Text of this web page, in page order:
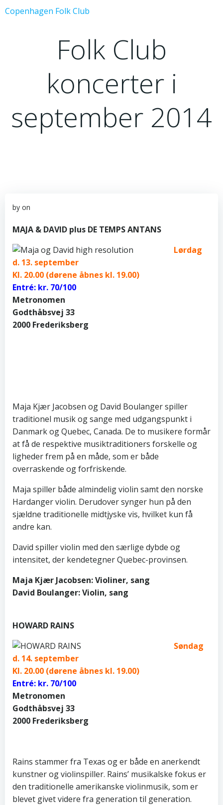
Copenhagen Folk Club
Folk Club
koncerter i
september 2014
by on
MAJA & DAVID plus DE TEMPS ANTANS
Lørdag
d. 13. september
Kl. 20.00 (dørene åbnes kl. 19.00)
Entré: kr. 70/100
Metronomen
Godthåbsvej 33
2000 Frederiksberg
Maja Kjær Jacobsen og David Boulanger spiller
traditionel musik og sange med udgangspunkt i
Danmark og Quebec, Canada. De to musikere formår
at få de respektive musiktraditioners forskelle og
ligheder frem på en måde, som er både
overraskende og forfriskende.
Maja spiller både almindelig violin samt den norske
Hardanger violin. Derudover synger hun på den
sjældne traditionelle midtjyske vis, hvilket kun få
andre kan.
David spiller violin med den særlige dybde og
intensitet, der kendetegner Quebec-provinsen.
Maja Kjær Jacobsen: Violiner, sang
David Boulanger: Violin, sang
HOWARD RAINS
Søndag
d. 14. september
Kl. 20.00 (dørene åbnes kl. 19.00)
Entré: kr. 70/100
Metronomen
Godthåbsvej 33
2000 Frederiksberg
Rains stammer fra Texas og er både en anerkendt
kunstner og violinspiller. Rains’ musikalske fokus er
den traditionelle amerikanske violinmusik, som er
blevet givet videre fra generation til generation.